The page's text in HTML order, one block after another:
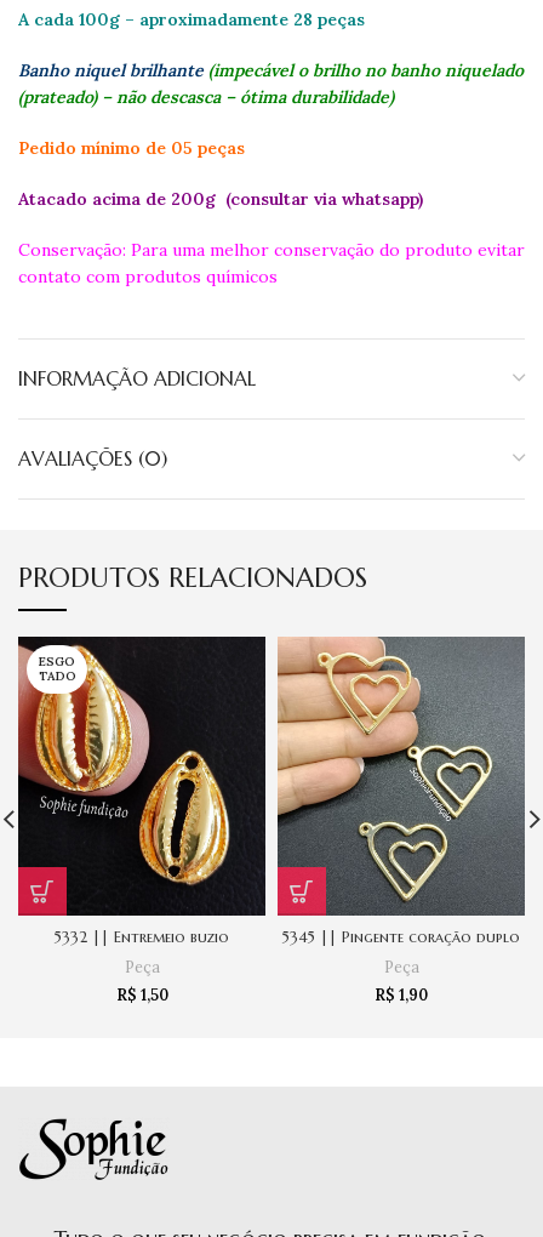
A cada 100g – aproximadamente 28 peças
Banho niquel brilhante (impecável o brilho no banho niquelado
(prateado) – não descasca – ótima durabilidade)
Pedido mínimo de 05 peças
Atacado acima de 200g (consultar via whatsapp)
Conservação: Para uma melhor conservação do produto evitar
contato com produtos químicos
INFORMAÇÃO ADICIONAL
AVALIAÇÕES (0)
PRODUTOS RELACIONADOS
ESGO
TADO
5332 || Entremeio buzio
Peça
R$ 1,50
5345 || Pingente coração duplo
Peça
R$ 1,90